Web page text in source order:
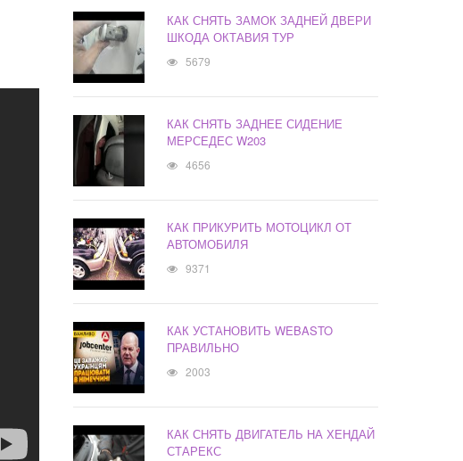
КАК СНЯТЬ ЗАМОК ЗАДНЕЙ ДВЕРИ
ШКОДА ОКТАВИЯ ТУР
5679
КАК СНЯТЬ ЗАДНЕЕ СИДЕНИЕ
МЕРСЕДЕС W203
4656
КАК ПРИКУРИТЬ МОТОЦИКЛ ОТ
АВТОМОБИЛЯ
9371
КАК УСТАНОВИТЬ WEBASTO
ПРАВИЛЬНО
2003
КАК СНЯТЬ ДВИГАТЕЛЬ НА ХЕНДАЙ
СТАРЕКС